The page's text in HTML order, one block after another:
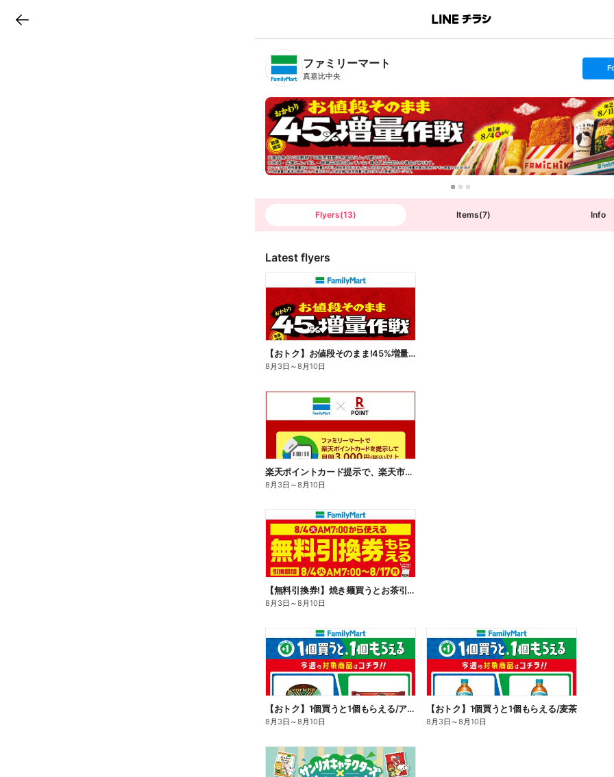
B
n
T
ファミリーマート
真嘉比中央
s
t
o
l
l
o
w
Flyers(13) Items(7) Info
Latest flyers
【おトク】お値段そのまま!45%増量作戦!
8月3日 ～8月10日
楽天ポイントカード提示で、楽天市場でのお買い物がおトクに!
8月3日 ～8月10日
【無料引換券!】焼き麺買うとお茶引換券貰える!
8月3日 ～8月10日
【おトク】1個買うと1個もらえる/アイス
8月3日 ～8月10日
【おトク】1個買うと1個もらえる/麦茶
8月3日 ～8月10日